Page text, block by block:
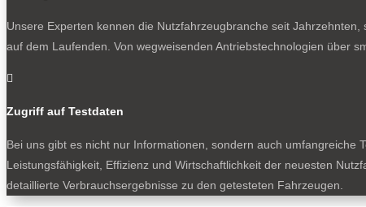
Unsere Experten kennen die Nutzfahrzeugbranche seit
auf dem Laufenden. Von wegweisenden Antriebstechnologien über

Zugriff auf Testdaten
Bei uns gibt es nicht nur Informationen, sondern auch umfangreiche
Leistungsfähigkeit, Effizienz und Wirtschaftlichkeit der neuesten
detaillierte Verbrauchsergebnisse zu den getesteten Fahrzeugen.